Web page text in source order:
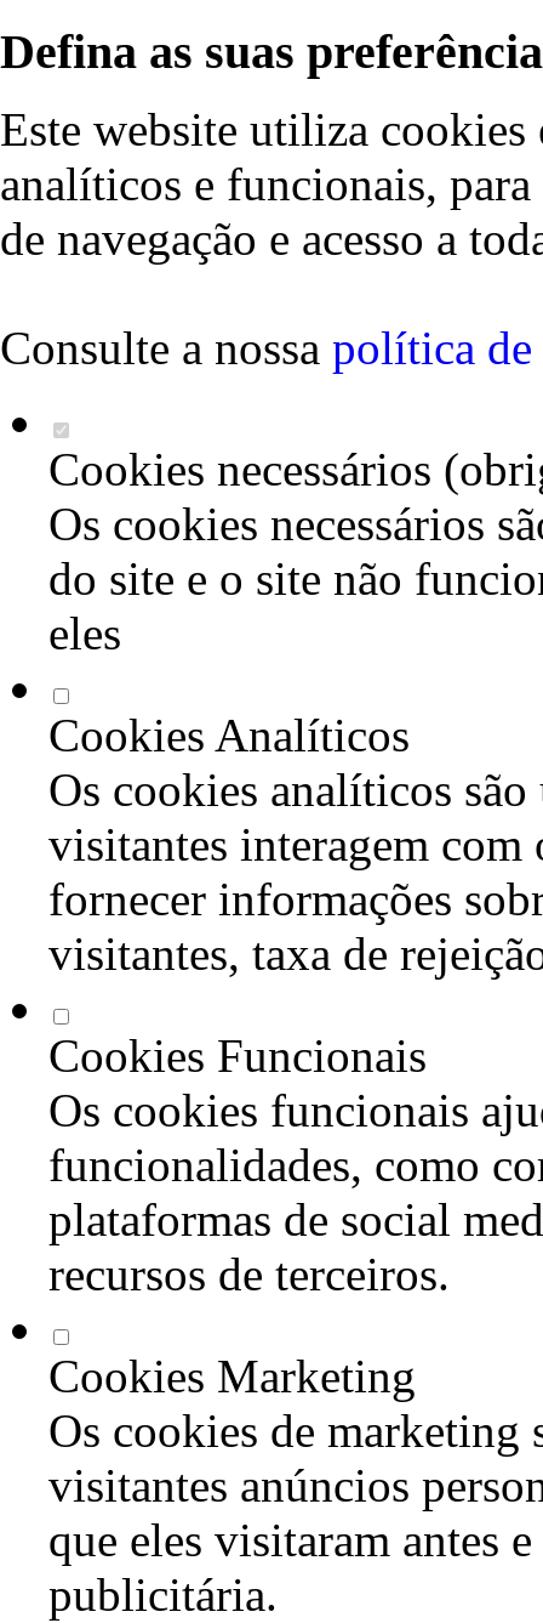
Defina as suas
Este website utiliza cookies
analíticos e funcionais,
de navegação e acesso a
Consulte a nossa política de
Cookies necessários
Os cookies necessários
do site e o site não
eles
Cookies Analíticos
Os cookies analíticos são
visitantes interagem com
fornecer informações
visitantes, taxa de
Cookies Funcionais
Os cookies funcionais
funcionalidades, como
plataformas de social
recursos de terceiros.
Cookies Marketing
Os cookies de marketing
visitantes anúncios
que eles visitaram antes
publicitária.